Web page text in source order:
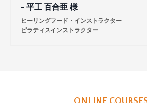
- 平工 百合亜 様
ヒーリングフード・インストラクター
ピラティスインストラクター